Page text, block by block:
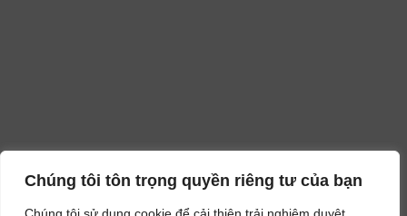
Chúng tôi tôn trọng quyền riêng tư của bạn